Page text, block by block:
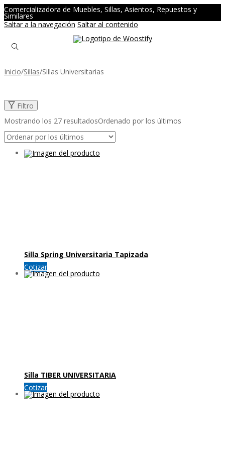
Comercializadora de Muebles, Sillas, Asientos, Repuestos y
Similares
Saltar a la navegación Saltar al contenido
Inicio/Sillas/Sillas Universitarias
Filtro
Mostrando los 27 resultadosOrdenado por los últimos
Silla Spring Universitaria Tapizada
Cotizar
Silla TIBER UNIVERSITARIA
Cotizar